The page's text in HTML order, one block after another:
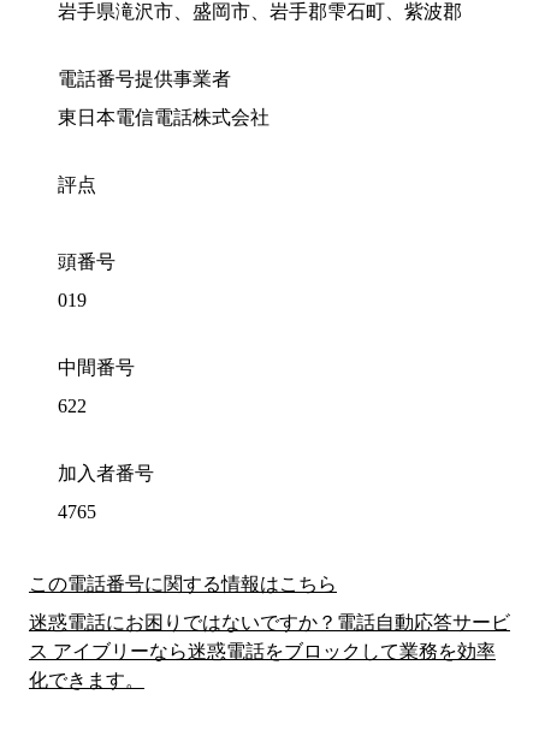
岩手県滝沢市、盛岡市、岩手郡雫石町、紫波郡
電話番号提供事業者
東日本電信電話株式会社
評点
頭番号
019
中間番号
622
加入者番号
4765
この電話番号に関する情報はこちら
迷惑電話にお困りではないですか？電話自動応答サービ
ス アイブリーなら迷惑電話をブロックして業務を効率
化できます。